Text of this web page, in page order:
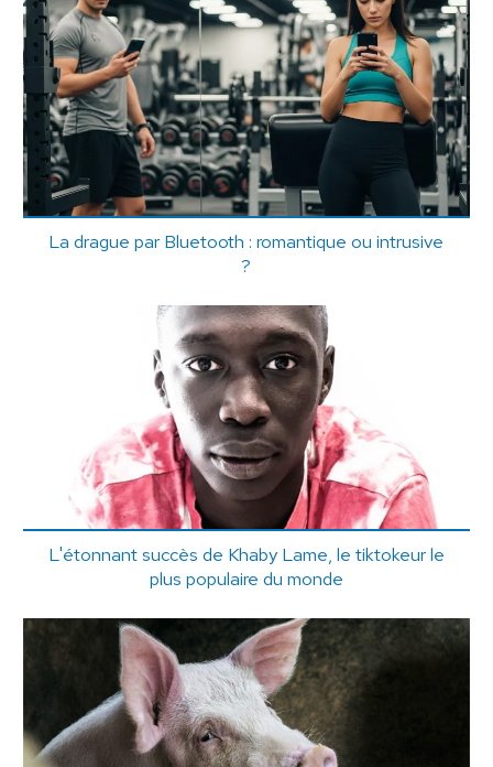
La drague par Bluetooth : romantique ou intrusive
?
L'étonnant succès de Khaby Lame, le tiktokeur le
plus populaire du monde